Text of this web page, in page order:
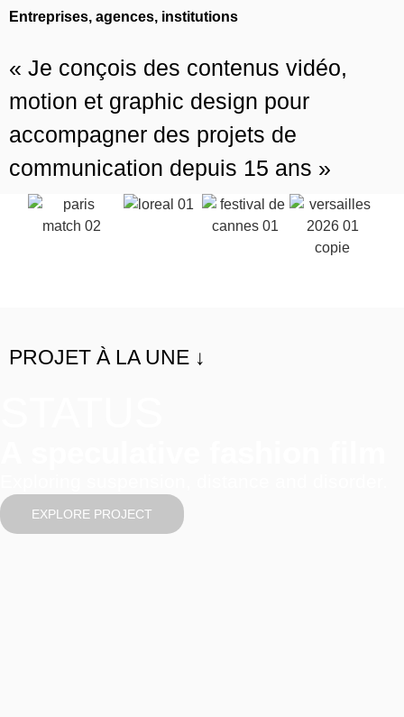
Entreprises, agences, institutions
« Je conçois des contenus vidéo,
motion et graphic design pour
accompagner des projets de
communication depuis 15 ans »
PROJET À LA UNE ↓
EXPLORE PROJECT